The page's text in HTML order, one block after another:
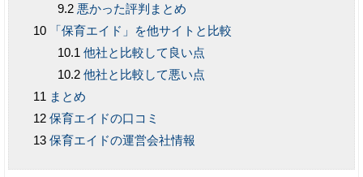
悪かった評判まとめ
「保育エイド」を他サイトと比較
他社と比較して良い点
他社と比較して悪い点
まとめ
保育エイドの口コミ
保育エイドの運営会社情報